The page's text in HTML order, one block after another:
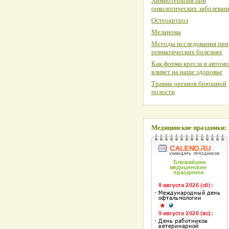
онкологических
Остеоартроз
Меланома
Методы исследования при
ревматических болезнях
Как форма кресла в
влияет на наше здоровье
Травма органов брюшной
полости
Медицинские праздники: